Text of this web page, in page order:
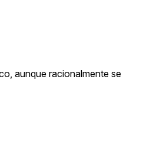
aunque racionalmente se